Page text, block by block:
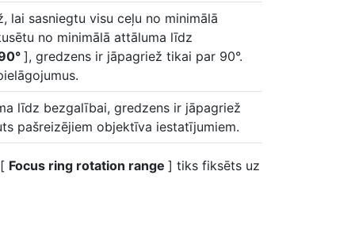
lai sasniegtu visu ceļu no minimālā
no minimālā attāluma līdz
], gredzens ir jāpagriež tikai par 90°.
līdz bezgalībai, gredzens ir jāpagriež
pašreizējiem objektīva iestatījumiem.
Focus ring rotation range ] tiks fiksēts uz